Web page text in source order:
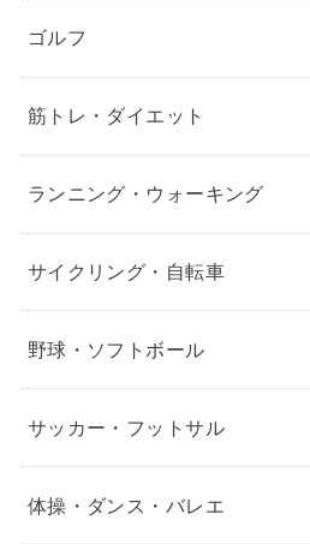
ゴルフ
筋トレ・ダイエット
ランニング・ウォーキング
サイクリング・自転車
野球・ソフトボール
サッカー・フットサル
体操・ダンス・バレエ